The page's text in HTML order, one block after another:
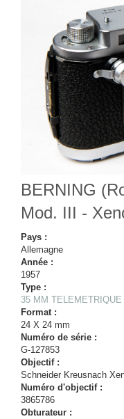
BERNING
Mod. III -
Pays :
Allemagne
Année :
1957
Type :
35 MM TELEMETRIQUE
Format :
24 X 24 mm
Numéro de série :
G-127853
Objectif :
Schneider Kreusnach
Numéro d'objectif :
3865786
Obturateur :